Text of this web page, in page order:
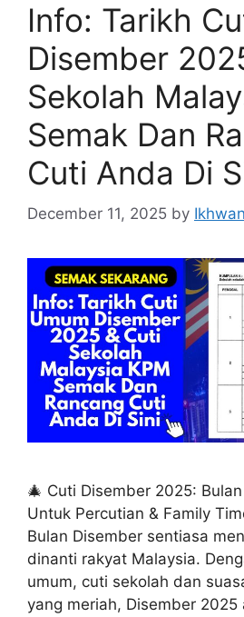
Info: Tarikh
Disember
Sekolah
Semak Dan
Cuti Anda Di
December 11, 2025 by Ikhwan
🎄 Cuti Disember 2025:
Untuk Percutian & Family
Bulan Disember sentiasa
dinanti rakyat Malaysia.
umum, cuti sekolah dan
yang meriah, Disember 2025